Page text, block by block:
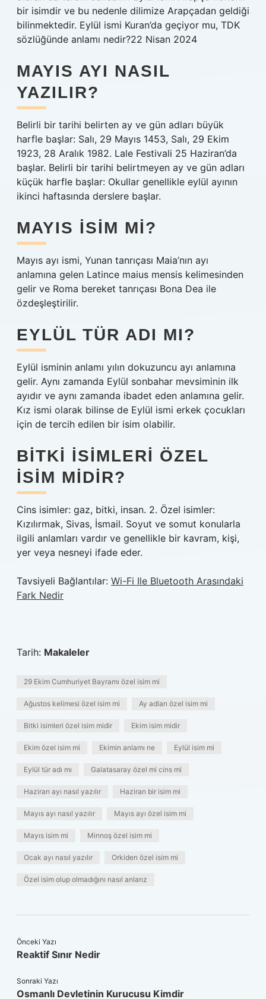
bir isimdir ve bu nedenle dilimize Arapçadan geldiği
bilinmektedir. Eylül ismi Kuran’da geçiyor mu, TDK
sözlüğünde anlamı nedir?22 Nisan 2024
MAYIS AYI NASIL
YAZILIR?
Belirli bir tarihi belirten ay ve gün adları büyük
harfle başlar: Salı, 29 Mayıs 1453, Salı, 29 Ekim
1923, 28 Aralık 1982. Lale Festivali 25 Haziran’da
başlar. Belirli bir tarihi belirtmeyen ay ve gün adları
küçük harfle başlar: Okullar genellikle eylül ayının
ikinci haftasında derslere başlar.
MAYIS ISIM MI?
Mayıs ayı ismi, Yunan tanrıçası Maia’nın ayı
anlamına gelen Latince maius mensis kelimesinden
gelir ve Roma bereket tanrıçası Bona Dea ile
özdeşleştirilir.
EYLÜL TÜR ADI MI?
Eylül isminin anlamı yılın dokuzuncu ayı anlamına
gelir. Aynı zamanda Eylül sonbahar mevsiminin ilk
ayıdır ve aynı zamanda ibadet eden anlamına gelir.
Kız ismi olarak bilinse de Eylül ismi erkek çocukları
için de tercih edilen bir isim olabilir.
BITKI ISIMLERI ÖZEL
ISIM MIDIR?
Cins isimler: gaz, bitki, insan. 2. Özel isimler:
Kızılırmak, Sivas, İsmail. Soyut ve somut konularla
ilgili anlamları vardır ve genellikle bir kavram, kişi,
yer veya nesneyi ifade eder.
Tavsiyeli Bağlantılar: Wi-Fi Ile Bluetooth Arasındaki
Fark Nedir
Tarih: Makaleler
29 Ekim Cumhuriyet Bayramı özel isim mi
Ağustos kelimesi özel isim mi Ay adları özel isim mi
Bitki isimleri özel isim midir Ekim isim midir
Ekim özel isim mi Ekimin anlamı ne Eylül isim mi
Eylül tür adı mı Galatasaray özel mi cins mi
Haziran ayı nasıl yazılır Haziran bir isim mi
Mayıs ayı nasıl yazılır Mayıs ayı özel isim mi
Mayıs isim mi Minnoş özel isim mi
Ocak ayı nasıl yazılır Orkiden özel isim mi
Özel isim olup olmadığını nasıl anlarız
Önceki Yazı
Reaktif Sınır Nedir
Sonraki Yazı
Osmanlı Devletinin Kurucusu Kimdir